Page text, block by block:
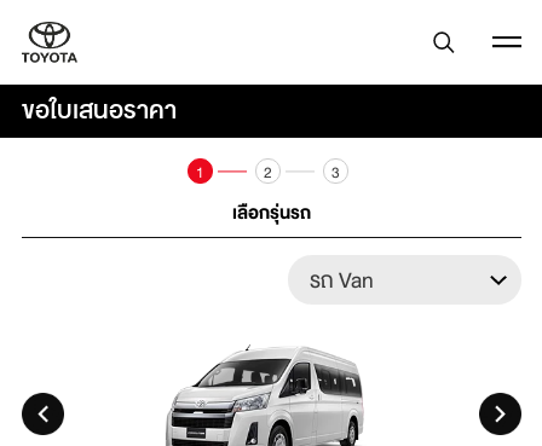
ขอใบเสนอราคา
1
เลือกรุ่นรถ
2 3